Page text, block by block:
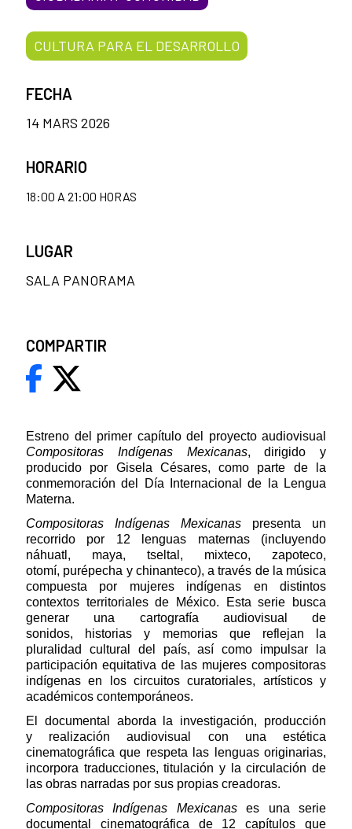
Estreno del primer capítulo del proyecto audiovisual
Compositoras Indígenas Mexicanas, dirigido y
producido por Gisela Césares, como parte de la
conmemoración del Día Internacional de la Lengua
Materna.
Compositoras Indígenas Mexicanas presenta un
recorrido por 12 lenguas maternas (incluyendo
náhuatl, maya, tseltal, mixteco, zapoteco,
otomí, purépecha y chinanteco), a través de la música
compuesta por mujeres indígenas en distintos
contextos territoriales de México. Esta serie busca
generar una cartografía audiovisual de
sonidos, historias y memorias que reflejan la
pluralidad cultural del país, así como impulsar la
participación equitativa de las mujeres compositoras
indígenas en los circuitos curatoriales, artísticos y
académicos contemporáneos.
El documental aborda la investigación, producción
y realización audiovisual con una estética
cinematográfica que respeta las lenguas originarias,
incorpora traducciones, titulación y la circulación de
las obras narradas por sus propias creadoras.
Compositoras Indígenas Mexicanases una serie
documental cinematográfica de 12 capítulos que
CULTURA PARA EL DESARROLLO
FECHA
14 MARS 2026
HORARIO
18:00 A 21:00 HORAS
LUGAR
SALA PANORAMA
COMPARTIR